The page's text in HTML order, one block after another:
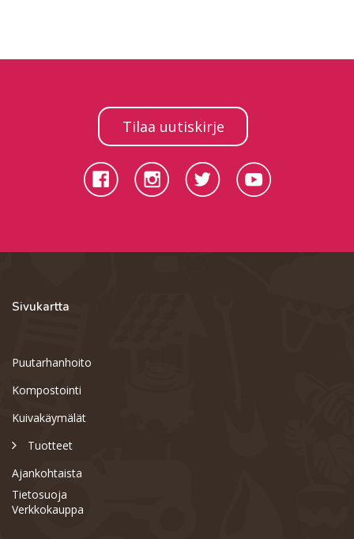
Tilaa uutiskirje
Sivukartta
Puutarhanhoito
Kompostointi
Kuivakäymälät
Tuotteet
Ajankohtaista
Tietosuoja
Verkkokauppa